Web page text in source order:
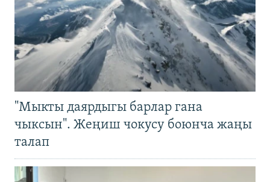
"Мыкты даярдыгы барлар гана
чыксын". Жеңиш чокусу боюнча жаңы
талап